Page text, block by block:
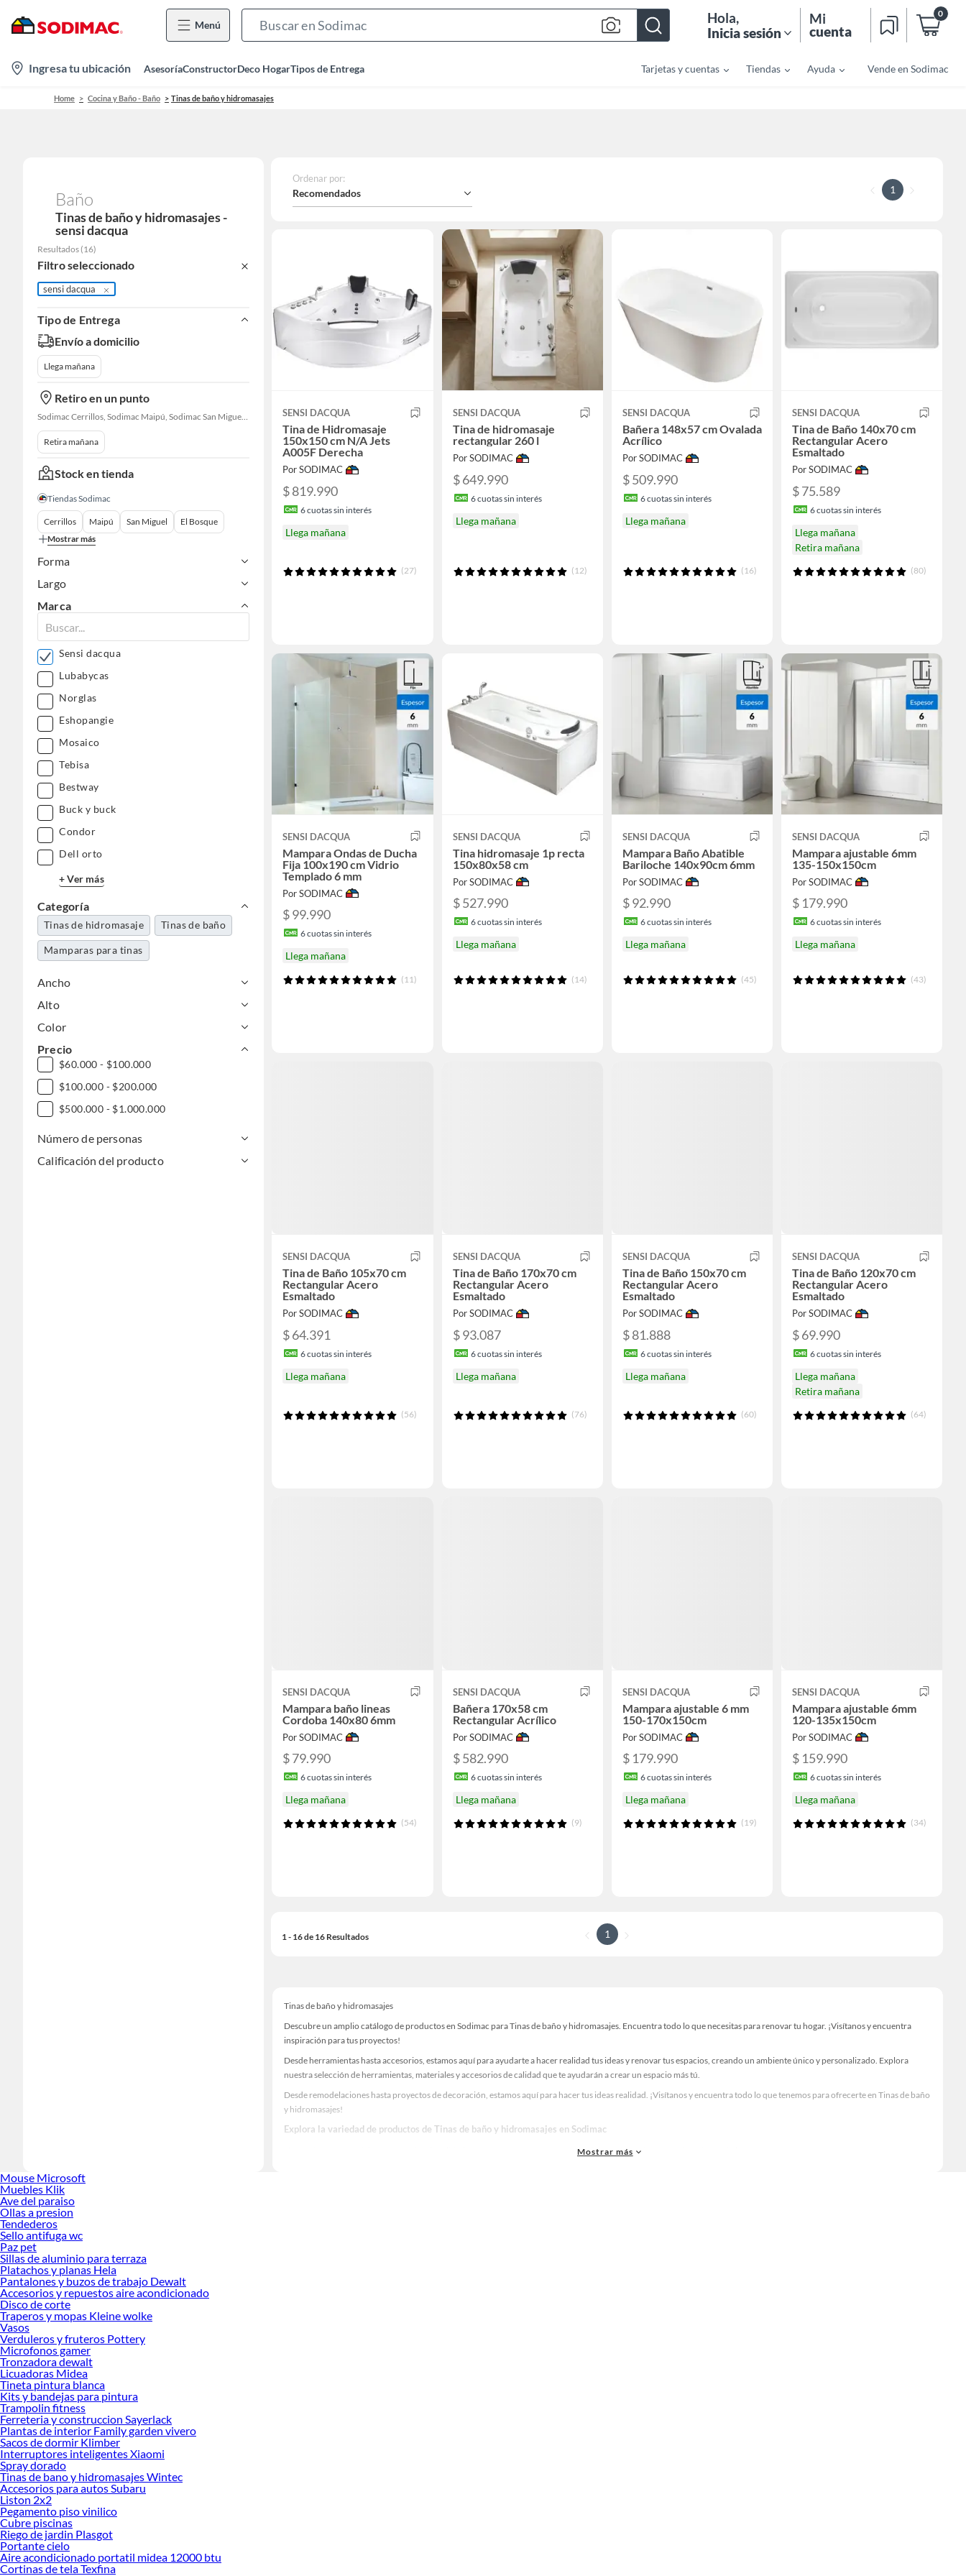
Menú
Bar
Hola,
Inicia sesión
Mi
cuenta
0
location-
icon
Ingresa tu ubicación AsesoríaConstructorDeco HogarTipos de Entrega Tarjetas y cuentas Tiendas Ayuda Vende en Sodimac
Home Cocina y Baño - Baño Tinas de baño y hidromasajes
Baño
Tinas de baño y hidromasajes -
sensi dacqua
Resultados (16)
Filtro seleccionado
sensi dacqua
Tipo de Entrega
Envío a domicilio
Llega mañana
Retiro en un punto
Sodimac Cerrillos, Sodimac Maipú, Sodimac San Miguel, Sodimac El Bosque, Sodimac San Bernardo, Sodimac Talagante
Retira mañana
Stock en tienda
Tiendas Sodimac
Cerrillos Maipú San Miguel
El Bosque
Mostrar más
Forma
Largo
Marca
Sensi dacqua
Lubabycas
Norglas
Eshopangie
Mosaico
Tebisa
Bestway
Buck y buck
Condor
Dell orto
+ Ver más
Categoría
Tinas de hidromasaje Tinas de baño
Mamparas para tinas
Ancho
Alto
Color
Precio
$60.000 - $100.000
$100.000 - $200.000
$500.000 - $1.000.000
Número de personas
Calificación del producto
Ordenar por:
Recomendados 1
SENSI DACQUA
Tina de Hidromasaje
150x150 cm N/A Jets
A005F Derecha
Por SODIMAC
$ 819.990
6cuotas sin interés
Llega mañana
(27)
SENSI DACQUA
Tina de hidromasaje
rectangular 260 l
Por SODIMAC
$ 649.990
6cuotas sin interés
Llega mañana
(12)
SENSI DACQUA
Bañera 148x57 cm Ovalada
Acrílico
Por SODIMAC
$ 509.990
6cuotas sin interés
Llega mañana
(16)
SENSI DACQUA
Tina de Baño 140x70 cm
Rectangular Acero
Esmaltado
Por SODIMAC
$ 75.589
6cuotas sin interés
Llega mañana
Retira mañana
(80)
SENSI DACQUA
Mampara Ondas de Ducha
Fija 100x190 cm Vidrio
Templado 6 mm
Por SODIMAC
$ 99.990
6cuotas sin interés
Llega mañana
(11)
SENSI DACQUA
Tina hidromasaje 1p recta
150x80x58 cm
Por SODIMAC
$ 527.990
6cuotas sin interés
Llega mañana
(14)
SENSI DACQUA
Mampara Baño Abatible
Bariloche 140x90cm 6mm
Por SODIMAC
$ 92.990
6cuotas sin interés
Llega mañana
(45)
SENSI DACQUA
Mampara ajustable 6mm
135-150x150cm
Por SODIMAC
$ 179.990
6cuotas sin interés
Llega mañana
(43)
SENSI DACQUA
Tina de Baño 105x70 cm
Rectangular Acero
Esmaltado
Por SODIMAC
$ 64.391
6cuotas sin interés
Llega mañana
(56)
SENSI DACQUA
Tina de Baño 170x70 cm
Rectangular Acero
Esmaltado
Por SODIMAC
$ 93.087
6cuotas sin interés
Llega mañana
(76)
SENSI DACQUA
Tina de Baño 150x70 cm
Rectangular Acero
Esmaltado
Por SODIMAC
$ 81.888
6cuotas sin interés
Llega mañana
(60)
SENSI DACQUA
Tina de Baño 120x70 cm
Rectangular Acero
Esmaltado
Por SODIMAC
$ 69.990
6cuotas sin interés
Llega mañana
Retira mañana
(64)
SENSI DACQUA
Mampara baño lineas
Cordoba 140x80 6mm
Por SODIMAC
$ 79.990
6cuotas sin interés
Llega mañana
(54)
SENSI DACQUA
Bañera 170x58 cm
Rectangular Acrílico
Por SODIMAC
$ 582.990
6cuotas sin interés
Llega mañana
(9)
SENSI DACQUA
Mampara ajustable 6 mm
150-170x150cm
Por SODIMAC
$ 179.990
6cuotas sin interés
Llega mañana
(19)
SENSI DACQUA
Mampara ajustable 6mm
120-135x150cm
Por SODIMAC
$ 159.990
6cuotas sin interés
Llega mañana
(34)
1 - 16 de 16 Resultados 1
Tinas de baño y hidromasajes
Descubre un amplio catálogo de productos en Sodimac para Tinas de baño y hidromasajes. Encuentra todo lo que necesitas para renovar tu hogar. ¡Visítanos y encuentra
inspiración para tus proyectos!
Desde herramientas hasta accesorios, estamos aquí para ayudarte a hacer realidad tus ideas y renovar tus espacios, creando un ambiente único y personalizado. Explora
nuestra selección de herramientas, materiales y accesorios de calidad que te ayudarán a crear un espacio más tú.
Desde remodelaciones hasta proyectos de decoración, estamos aquí para hacer tus ideas realidad. ¡Visítanos y encuentra todo lo que tenemos para ofrecerte en Tinas de baño
y hidromasajes!
Explora la variedad de productos de Tinas de baño y hidromasajes en Sodimac
Herramientas, materiales y accesorios de calidad para tus proyectos y renovación de espacios. ¡Visítanos y descubre todo lo que tenemos para ofrecerte!
Mostrar más
Mouse Microsoft
Muebles Klik
Ave del paraiso
Ollas a presion
Tendederos
Sello antifuga wc
Paz pet
Sillas de aluminio para terraza
Platachos y planas Hela
Pantalones y buzos de trabajo Dewalt
Accesorios y repuestos aire acondicionado
Disco de corte
Traperos y mopas Kleine wolke
Vasos
Verduleros y fruteros Pottery
Microfonos gamer
Tronzadora dewalt
Licuadoras Midea
Tineta pintura blanca
Kits y bandejas para pintura
Trampolin fitness
Ferreteria y construccion Sayerlack
Plantas de interior Family garden vivero
Sacos de dormir Klimber
Interruptores inteligentes Xiaomi
Spray dorado
Tinas de bano y hidromasajes Wintec
Accesorios para autos Subaru
Liston 2x2
Pegamento piso vinilico
Cubre piscinas
Riego de jardin Plasgot
Portante cielo
Aire acondicionado portatil midea 12000 btu
Cortinas de tela Texfina